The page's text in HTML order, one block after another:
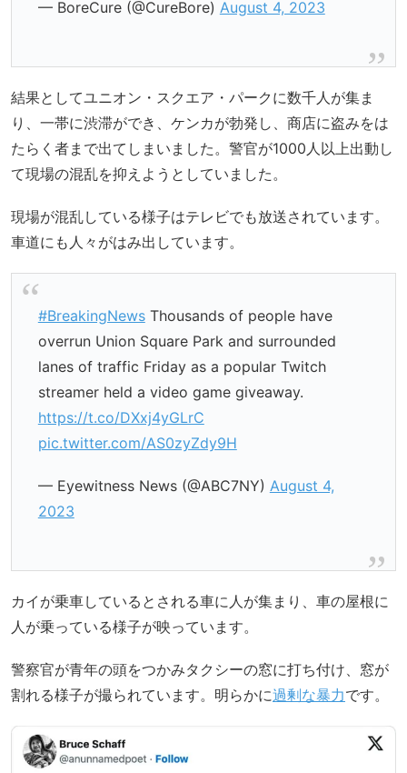
— BoreCure (@CureBore) August 4, 2023
結果としてユニオン・スクエア・パークに数千人が集ま
り、一帯に渋滞ができ、ケンカが勃発し、商店に盗みをは
たらく者まで出てしまいました。警官が1000人以上出動し
て現場の混乱を抑えようとしていました。
現場が混乱している様子はテレビでも放送されています。
車道にも人々がはみ出しています。
#BreakingNewsThousands of people have
overrun Union Square Park and surrounded
lanes of traffic Friday as a popular Twitch
streamer held a video game giveaway.
https://t.co/DXxj4yGLrC
pic.twitter.com/AS0zyZdy9H
— Eyewitness News (@ABC7NY) August 4,
2023
カイが乗車しているとされる車に人が集まり、車の屋根に
人が乗っている様子が映っています。
警察官が青年の頭をつかみタクシーの窓に打ち付け、窓が
割れる様子が撮られています。明らかに過剰な暴力です。